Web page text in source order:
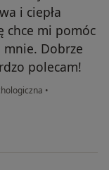
i ciepła
chce mi pomóc
mnie. Dobrze
polecam!
•